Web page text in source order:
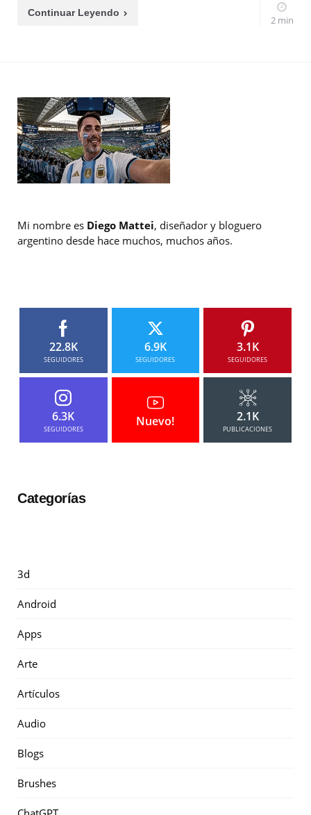
Continuar Leyendo
2 min
Mi nombre es Diego Mattei, diseñador y bloguero
argentino desde hace muchos, muchos años.
22.8K
SEGUIDORES
6.9K
SEGUIDORES
3.1K
SEGUIDORES
6.3K
SEGUIDORES
Nuevo! 2.1K
PUBLICACIONES
Categorías
3d
Android
Apps
Arte
Artículos
Audio
Blogs
Brushes